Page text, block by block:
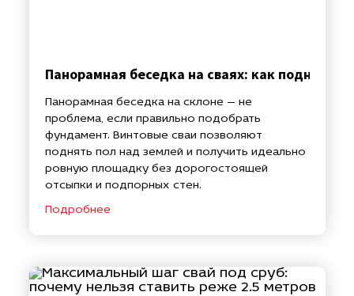
Панорамная беседка на сваях: как поднять
Панорамная беседка на склоне — не
проблема, если правильно подобрать
фундамент. Винтовые сваи позволяют
поднять пол над землей и получить идеально
ровную площадку без дорогостоящей
отсыпки и подпорных стен.
Подробнее